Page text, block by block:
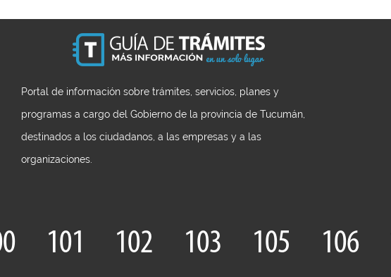
Portal de información sobre trámites, servicios, planes y
programas a cargo del Gobierno de la provincia de Tucumán,
destinados a los ciudadanos, a las empresas y a las
organizaciones.
101 102 103 105 106